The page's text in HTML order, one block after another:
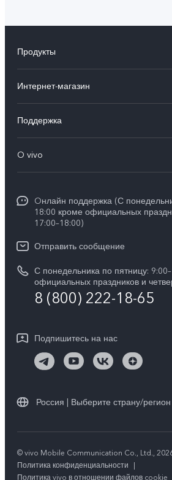
Продукты
X300 FE
V70 FE
V70
Y31d
Y11d
Интернет-магазин
V60 5G
V60 Lite
V40 Lite
Y04s
Поддержка
FAQs
Funtouch OS
Сервисные центры
IMEI аутентификация
Запрос стоимости запчастей
Обновление системы
Скачать LUT для Log-восстановления
O vivo
Пресс-центр
Карьера в vivo
Юридическая информация
О нас
Социальная ответственность
Oнлайн поддержка (С
18:00 кроме официальных
17:00–18:00)
Отправить сообщение
С понедельника по пятницу:
официальных праздников и
8 (800) 222-18-65
Подпишитесь на нас
Россия | Выберите страну/регион
© vivo Mobile Communication Co., Ltd.,
Политика конфиденциальности
|
Политика vivo в отношении файлов cookie